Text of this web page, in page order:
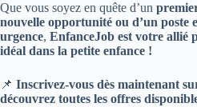
Que vous soyez en quête d’un
nouvelle opportunité ou d’un poste
urgence, EnfanceJob est votre allié
idéal dans la petite enfance !
📌 Inscrivez-vous dès maintenant
découvrez toutes les offres